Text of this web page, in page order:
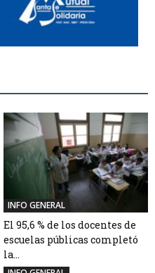
INFO GENERAL
El 95,6 % de los docentes de
escuelas públicas completó
la...